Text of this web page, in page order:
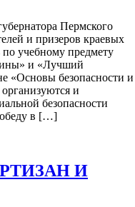
Пермского
и призеров краевых
учебному предмету
и «Лучший
«Основы безопасности и
и
безопасности
в […]
И